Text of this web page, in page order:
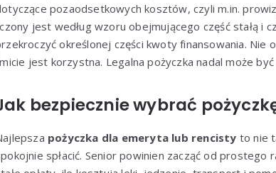
pozaodsetkowych kosztów, czyli m.in.
jest według wzoru obejmującego część stałą i
określonej części kwoty finansowania. Nie
jest korzystna. Legalna pożyczka nadal może
bezpiecznie wybrać
pożyczka dla emeryta lub rencisty to nie
spłacić. Senior powinien zacząć od prostego